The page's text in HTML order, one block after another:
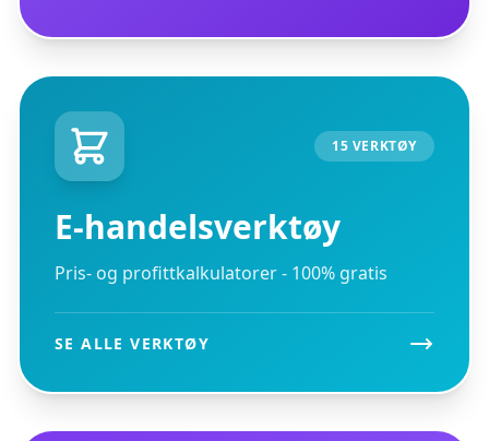
15 VERKTØY
E-handelsverktøy
Pris- og profittkalkulatorer - 100% gratis
SE ALLE VERKTØY